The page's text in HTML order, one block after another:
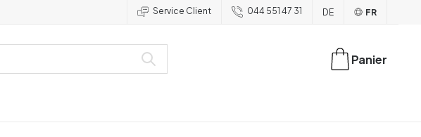
Service Client 044 551 47 31 DE FR
Panier